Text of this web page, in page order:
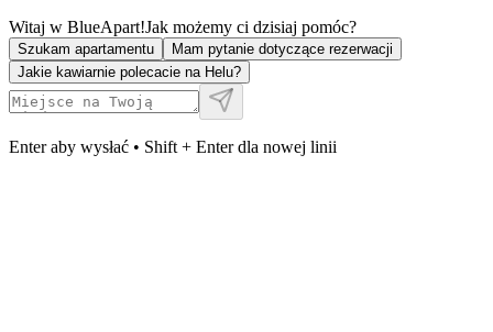
Witaj w BlueApart!Jak możemy ci dzisiaj pomóc?
Szukam apartamentu
Mam pytanie dotyczące rezerwacji
Jakie kawiarnie polecacie na Helu?
Enter aby wysłać • Shift + Enter dla nowej linii